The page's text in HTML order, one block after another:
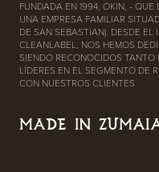
FUNDADA EN 1994, OKIN, - QUE
UNA EMPRESA FAMILIAR
DE SAN SEBASTIAN). DESDE
CLEANLABEL, NOS HEMOS
SIENDO RECONOCIDOS
LÍDERES EN EL SEGMENTO DE
CON NUESTROS CLIENTES.
MADE IN